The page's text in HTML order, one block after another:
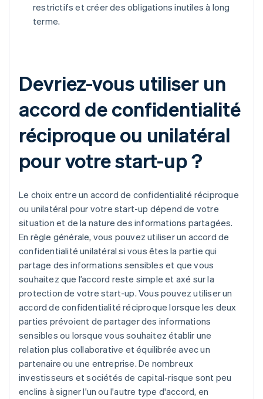
restrictifs et créer des obligations inutiles à long
terme.
Devriez-vous utiliser un
accord de confidentialité
réciproque ou unilatéral
pour votre start-up ?
Le choix entre un accord de confidentialité réciproque
ou unilatéral pour votre start-up dépend de votre
situation et de la nature des informations partagées.
En règle générale, vous pouvez utiliser un accord de
confidentialité unilatéral si vous êtes la partie qui
partage des informations sensibles et que vous
souhaitez que l’accord reste simple et axé sur la
protection de votre start-up. Vous pouvez utiliser un
accord de confidentialité réciproque lorsque les deux
parties prévoient de partager des informations
sensibles ou lorsque vous souhaitez établir une
relation plus collaborative et équilibrée avec un
partenaire ou une entreprise. De nombreux
investisseurs et sociétés de capital-risque sont peu
enclins à signer l'un ou l'autre type d'accord, en